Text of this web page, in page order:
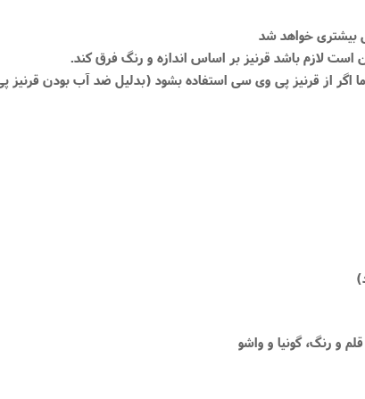
اگر از قرنیز پی وی سی استفاده بشود (بدلیل ضد آب بودن
و رنگ، گونیا و واشو